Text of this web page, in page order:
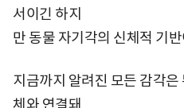
서이긴 하지
만 동물 자기각의 신체적 기
지금까지 알려진 모든 감각